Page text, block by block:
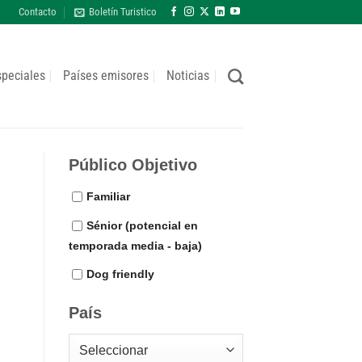
Contacto Boletín Turistico
Países emisores Noticias
Público Objetivo
Familiar
Sénior (potencial en
temporada media - baja)
Dog friendly
País